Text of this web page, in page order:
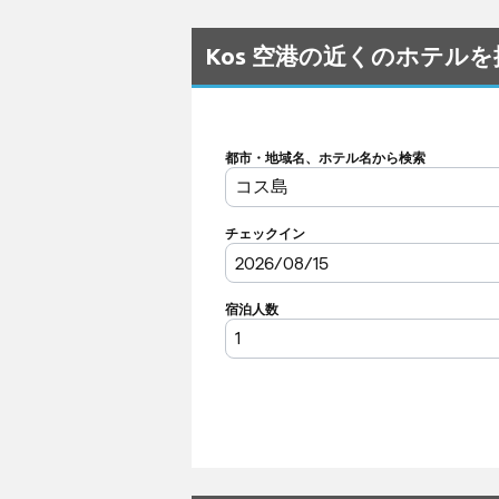
Kos 空港の近くのホテル